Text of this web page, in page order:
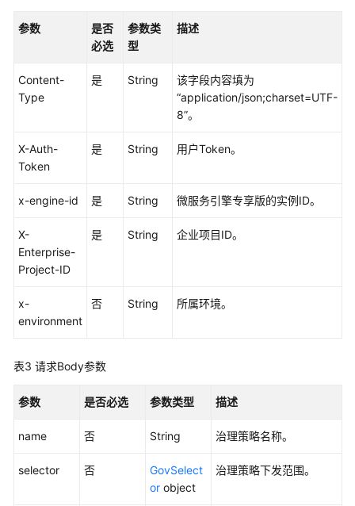
用
API
应
例
用
参数
是否
必选
参数类
型
描述
Content-
Type
是 String
该字段内容填为
“application/json;charset=UTF-
8”。
X-Auth-
Token
是 String 用户Token。
x-engine-id 是 String 微服务引擎专享版的实例ID。
X-
Enterprise-
Project-ID
是 String 企业项目ID。
x-
environment
否 String 所属环境。
表3 请求Body参数
参数 是否必选 参数类型 描述
name 否 String 治理策略名称。
selector 否
GovSelect
or object
治理策略下发范围。